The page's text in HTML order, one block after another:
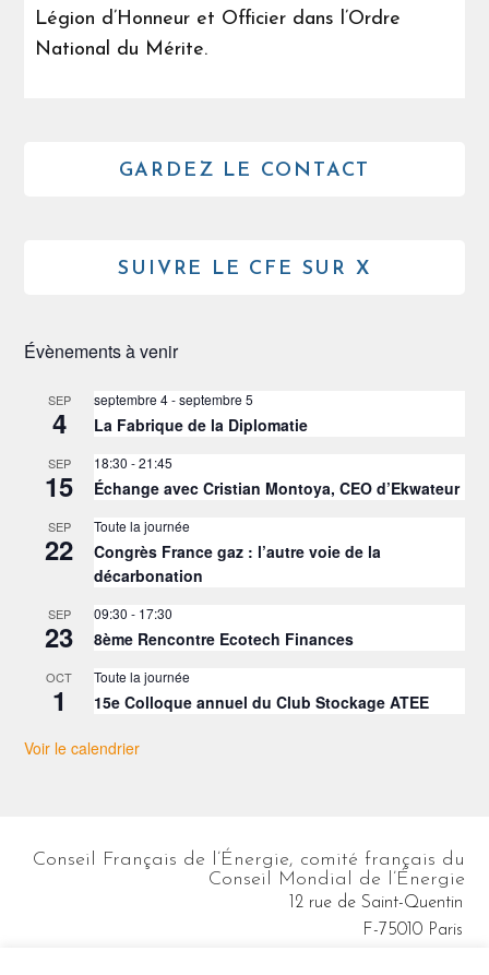
Légion d’Honneur et Officier dans l’Ordre
National du Mérite.
GARDEZ LE CONTACT
SUIVRE LE CFE SUR X
Évènements à venir
SEP
4
septembre 4-septembre 5
La Fabrique de la Diplomatie
SEP
15
18:30 -21:45
Échange avec Cristian Montoya, CEO d’Ekwateur
SEP
22
Toute la journée
Congrès France gaz : l’autre voie de la
décarbonation
SEP
23
09:30 - 17:30
8ème Rencontre Ecotech Finances
OCT
1
Toute la journée
15e Colloque annuel du Club Stockage ATEE
Voir le calendrier
Conseil Français de l’Énergie, comité français du
Conseil Mondial de l’Énergie
12 rue de Saint-Quentin
F-75010 Paris